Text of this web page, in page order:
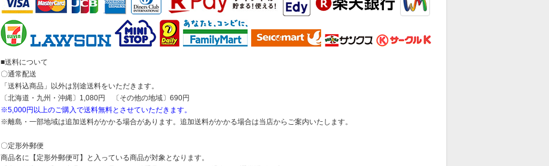
■送料について
〇通常配送
「送料込商品」以外は別途送料をいただきます。
〔北海道・九州・沖縄〕1,080円 〔その他の地域〕690円
※5,000円以上のご購入で送料無料とさせていただきます。
※離島・一部地域は追加送料がかかる場合があります。追加送料がかかる場合は当店からご案内いたします。
〇定形外郵便
商品名に【定形外郵便可】と入っている商品が対象となります。